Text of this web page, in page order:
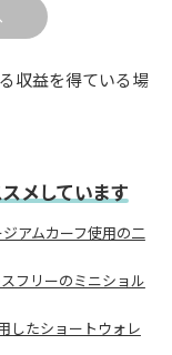
収益を得ている場
メしています
アムカーフ使用の二
フリーのミニショル
したショートウォレ